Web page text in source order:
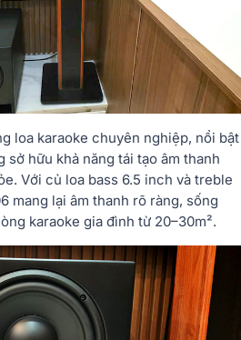
loa karaoke chuyên nghiệp, nổi bật
hữu khả năng tái tạo âm thanh
Với củ loa bass 6.5 inch và treble
mang lại âm thanh rõ ràng, sống
karaoke gia đình từ 20–30m².